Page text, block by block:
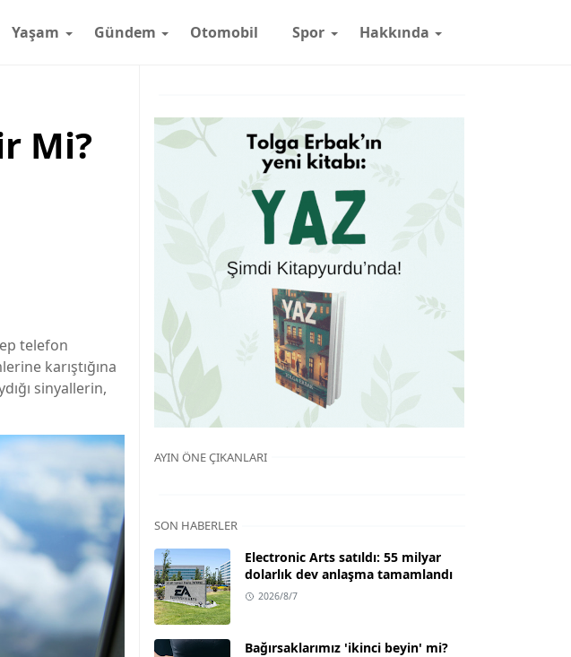
Yaşam Gündem Otomobil Spor Hakkında
Mi?
telefon
karıştığına
sinyallerin,
AYIN ÖNE ÇIKANLARI
SON HABERLER
Electronic Arts satıldı: 55 milyar
dolarlık dev anlaşma tamamlandı
2026/8/7
Bağırsaklarımız 'ikinci beyin' mi?